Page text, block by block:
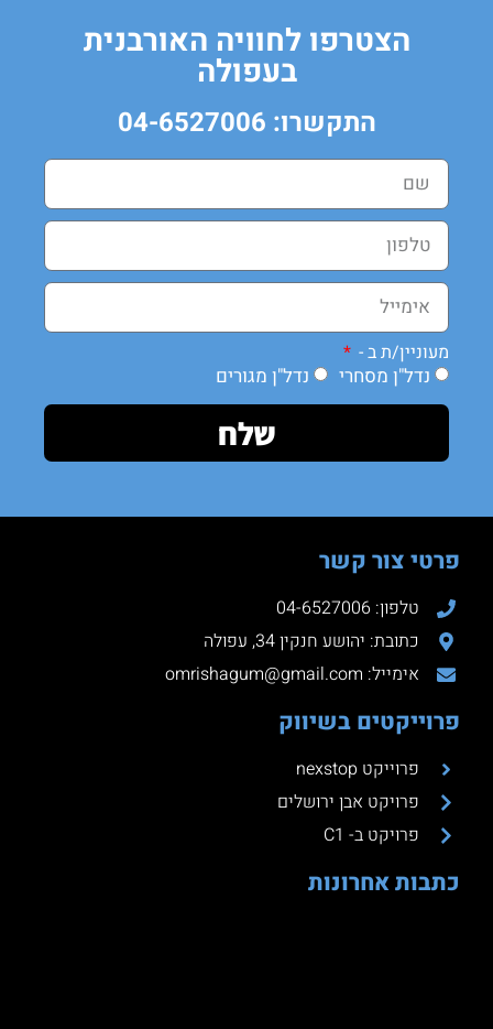
הצטרפו לחוויה האורבנית
בעפולה
התקשרו: 04-6527006
מעוניין/ת ב -
נדל"ן מסחרי נדל"ן מגורים
שלח
פרטי צור קשר
טלפון: 04-6527006
כתובת: יהושע חנקין 34, עפולה
אימייל: omrishagum@gmail.com
פרוייקטים בשיווק
פרוייקט nexstop
פרויקט אבן ירושלים
פרויקט ב- C1
כתבות אחרונות